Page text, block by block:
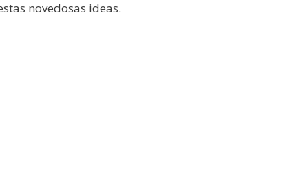
novedosas ideas.